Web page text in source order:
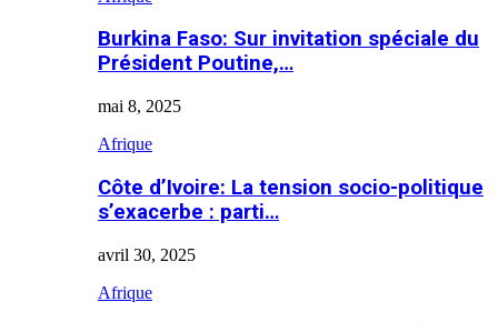
Burkina Faso: Sur invitation spéciale du
Président Poutine,…
mai 8, 2025
Afrique
Côte d’Ivoire: La tension socio-politique
s’exacerbe : parti…
avril 30, 2025
Afrique